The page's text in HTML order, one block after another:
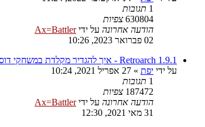
1 תגובות
630804 צפיות
הודעה אחרונה על ידיAx=Battler
02 פברואר 2023, 10:26
Retroarch 1.9.1 - איך להגדיר מקלדת במשחקי דוס?
על ידי יפת » 27 אפריל 2021, 10:24
1 תגובות
187472 צפיות
הודעה אחרונה על ידיAx=Battler
31 מאי 2021, 12:30